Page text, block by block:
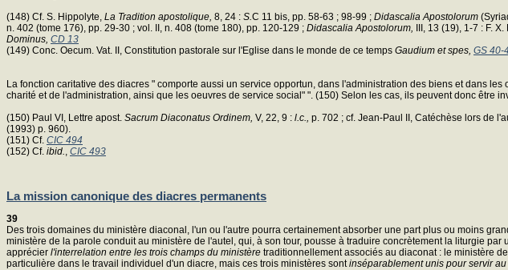
(148) Cf. S. Hippolyte, La Tradition apostolique, 8, 24 : S. C 11 bis, pp. 58-63 ; 98-99 ; Didascalia Apostolorum
n. 402 (tome 176), pp. 29-30 ; vol. II, n. 408 (tome 180), pp. 120-129 ; Didascalia Apostolorum, III, 13 (19), 1-7 : F. X.
Dominus, CD 13
(149) Conc. Oecum. Vat. II, Constitution pastorale sur l'Eglise dans le monde de ce temps Gaudium et spes, GS 40-
La fonction caritative des diacres " comporte aussi un service opportun, dans l'administration des biens et dans
charité et de l'administration, ainsi que les oeuvres de service social" ". (150) Selon les cas, ils peuvent donc
(150) Paul VI, Lettre apost. Sacrum Diaconatus Ordinem, V, 22, 9 : l.c., p. 702 ; cf. Jean-Paul II, Catéchèse lors de
(1993) p. 960).
(151) Cf. CIC 494
(152) Cf. ibid. CIC 493
La mission canonique des diacres permanents
39
Des trois domaines du ministère diaconal, l'un ou l'autre pourra certainement absorber une part plus ou moins
ministère de la parole conduit au ministère de l'autel, qui, à son tour, pousse à traduire concrètement la liturgie
apprécier l'interrelation entre les trois champs du ministère traditionnellement associés au diaconat : le ministère
particulière dans le travail individuel d'un diacre, mais ces trois ministères sontinséparablement unis pour servir